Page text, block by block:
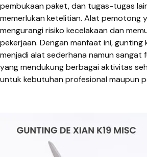
pembukaan paket, dan tugas-tugas
memerlukan ketelitian. Alat pemotong
mengurangi risiko kecelakaan dan
pekerjaan. Dengan manfaat ini, gunting
menjadi alat sederhana namun sangat
yang mendukung berbagai aktivitas
untuk kebutuhan profesional maupun